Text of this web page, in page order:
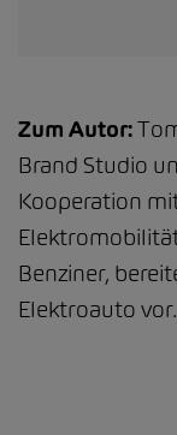
Zum Autor:
Brand Studio
Kooperation
Benziner,
Elektroauto vor.